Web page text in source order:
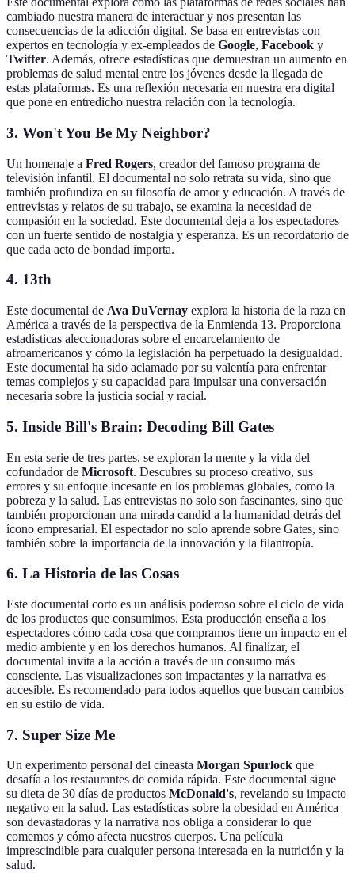
cambiado nuestra manera de interactuar y nos presentan las
consecuencias de la adicción digital. Se basa en entrevistas con
expertos en tecnología y ex-empleados de Google, Facebook y
Twitter. Además, ofrece estadísticas que demuestran un aumento en
problemas de salud mental entre los jóvenes desde la llegada de
estas plataformas. Es una reflexión necesaria en nuestra era digital
que pone en entredicho nuestra relación con la tecnología.
3. Won't You Be My Neighbor?
Un homenaje a Fred Rogers, creador del famoso programa de
televisión infantil. El documental no solo retrata su vida, sino que
también profundiza en su filosofía de amor y educación. A través de
entrevistas y relatos de su trabajo, se examina la necesidad de
compasión en la sociedad. Este documental deja a los espectadores
con un fuerte sentido de nostalgia y esperanza. Es un recordatorio de
que cada acto de bondad importa.
4. 13th
Este documental de Ava DuVernay explora la historia de la raza en
América a través de la perspectiva de la Enmienda 13. Proporciona
estadísticas aleccionadoras sobre el encarcelamiento de
afroamericanos y cómo la legislación ha perpetuado la desigualdad.
Este documental ha sido aclamado por su valentía para enfrentar
temas complejos y su capacidad para impulsar una conversación
necesaria sobre la justicia social y racial.
5. Inside Bill's Brain: Decoding Bill Gates
En esta serie de tres partes, se exploran la mente y la vida del
cofundador de Microsoft. Descubres su proceso creativo, sus
errores y su enfoque incesante en los problemas globales, como la
pobreza y la salud. Las entrevistas no solo son fascinantes, sino que
también proporcionan una mirada candid a la humanidad detrás del
ícono empresarial. El espectador no solo aprende sobre Gates, sino
también sobre la importancia de la innovación y la filantropía.
6. La Historia de las Cosas
Este documental corto es un análisis poderoso sobre el ciclo de vida
de los productos que consumimos. Esta producción enseña a los
espectadores cómo cada cosa que compramos tiene un impacto en el
medio ambiente y en los derechos humanos. Al finalizar, el
documental invita a la acción a través de un consumo más
consciente. Las visualizaciones son impactantes y la narrativa es
accesible. Es recomendado para todos aquellos que buscan cambios
en su estilo de vida.
7. Super Size Me
Un experimento personal del cineasta Morgan Spurlock que
desafía a los restaurantes de comida rápida. Este documental sigue
su dieta de 30 días de productos McDonald's, revelando su impacto
negativo en la salud. Las estadísticas sobre la obesidad en América
son devastadoras y la narrativa nos obliga a considerar lo que
comemos y cómo afecta nuestros cuerpos. Una película
imprescindible para cualquier persona interesada en la nutrición y la
salud.